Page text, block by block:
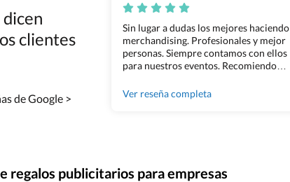
dicen
clientes
de Google >
Sin lugar a dudas los mejores haciendo
merchandising. Profesionales y mejor
personas. Siempre contamos con ellos
para nuestros eventos. Recomiendo
Ver reseña completa
regalos publicitarios para empresas